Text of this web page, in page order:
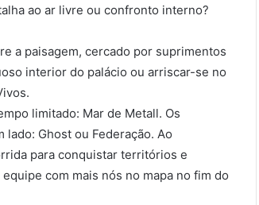
ao ar livre ou confronto interno?
a paisagem, cercado por suprimentos
interior do palácio ou arriscar-se no
limitado: Mar de Metall. Os
Ghost ou Federação. Ao
para conquistar territórios e
com mais nós no mapa no fim do